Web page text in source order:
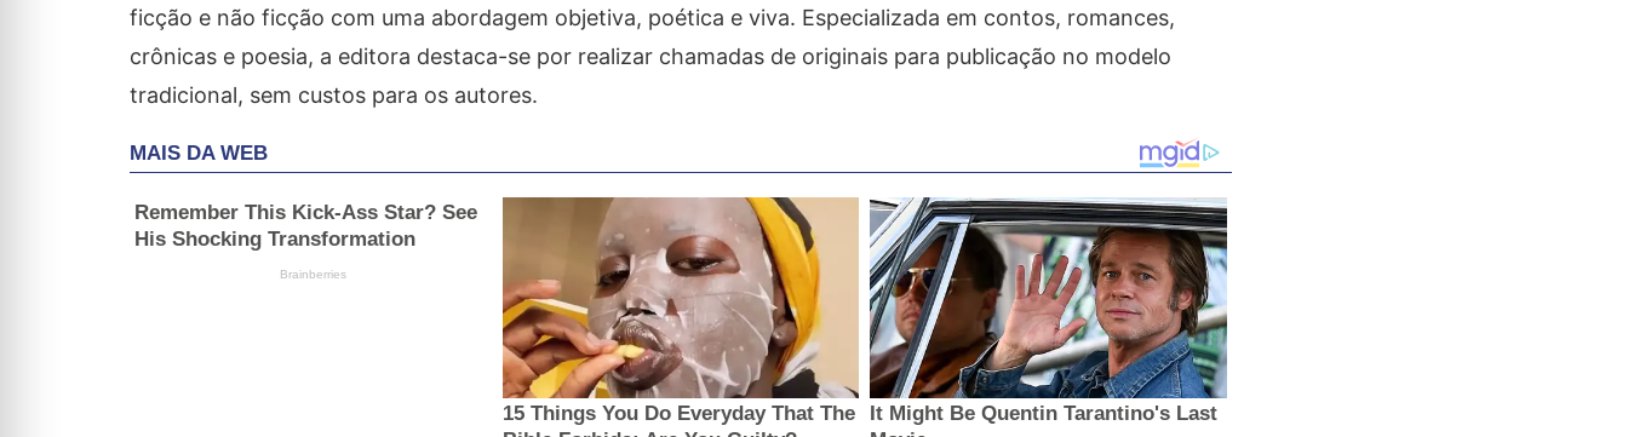
ficção e não ficção com uma abordagem objetiva, poética e viva. Especializada em contos, romances,
crônicas e poesia, a editora destaca-se por realizar chamadas de originais para publicação no modelo
tradicional, sem custos para os autores.